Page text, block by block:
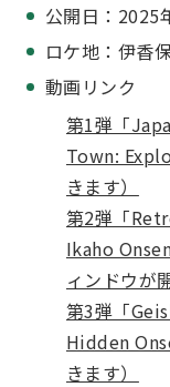
公開日：2025
ロケ地：伊香
動画リンク
第1弾「
Town:
きます）
第2弾「
Ikaho
ィンドウが
第3弾「
Hidden
きます）